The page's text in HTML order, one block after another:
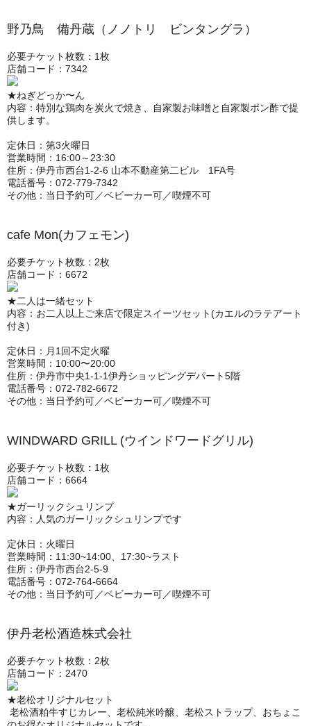
野乃鳥 備丹蔵（ノノトリ ビンタングラ）
必要チケット枚数：1枚
店舗コード：7342
★ねぎどっか〜ん
内容：特別な鶏肉を炭火で焼き、自家製お味噌と自家製ポン酢で提
供します。
定休日：第3火曜日
営業時間：16:00～23:30
住所：伊丹市西台1-2-6 山本不動産第二ビル 1FA号
電話番号：072-779-7342
その他：当日予約可／ベビーカー可／喫煙不可
cafe Mon(カフェモン)
必要チケット枚数：2枚
店舗コード：6672
★二人は一緒セット
内容：お二人以上ご来店で限定スイーツセット(カエルのラテアート
付き)
定休日：月1回不定火曜
営業時間：10:00〜20:00
住所：伊丹市中央1-1-1伊丹ショッピングデパート5階
電話番号：072-782-6672
その他：当日予約可／ベビーカー可／喫煙不可
WINDWARD GRILL (ウインドワードグリル)
必要チケット枚数：1枚
店舗コード：6664
★ガーリックシュリンプ
内容：人気のガーリックシュリンプです
定休日：火曜日
営業時間：11:30~14:00、17:30~ラスト
住所：伊丹市西台2-5-9
電話番号：072-764-6664
その他：当日予約可／ベビーカー可／喫煙不可
伊丹老松酒造株式会社
必要チケット枚数：2枚
店舗コード：2470
★老松オリジナルセット
老松酒粕牛すじカレー、老松純米吟醸、老松ストラップ、おちょこ